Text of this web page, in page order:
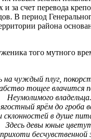
и за счет перевода
В период
района
того мутного
на чуждый плуг,
тощее влачится
Неумолимого владельца.
ярём до гроба
в душе
Здесь девы юные
бесчувственной